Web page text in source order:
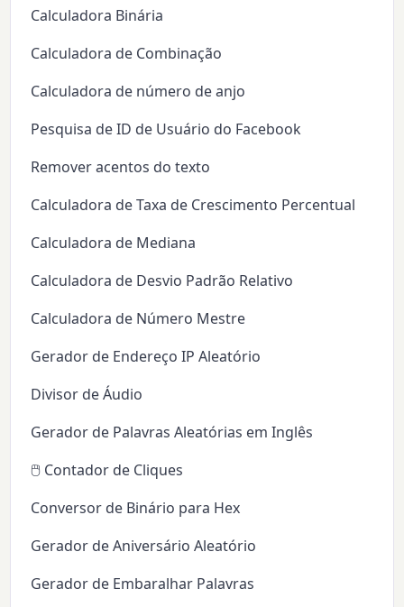
Calculadora Binária
Calculadora de Combinação
Calculadora de número de anjo
Pesquisa de ID de Usuário do Facebook
Remover acentos do texto
Calculadora de Taxa de Crescimento Percentual
Calculadora de Mediana
Calculadora de Desvio Padrão Relativo
Calculadora de Número Mestre
Gerador de Endereço IP Aleatório
Divisor de Áudio
Gerador de Palavras Aleatórias em Inglês
🖱️ Contador de Cliques
Conversor de Binário para Hex
Gerador de Aniversário Aleatório
Gerador de Embaralhar Palavras